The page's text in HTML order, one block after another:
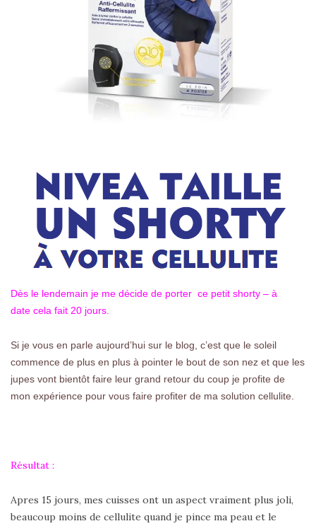
Dès le lendemain je me décide de porter ce petit shorty – à
date cela fait 20 jours.
Si je vous en parle aujourd’hui sur le blog, c’est que le soleil
commence de plus en plus à pointer le bout de son nez et que les
jupes vont bientôt faire leur grand retour du coup je profite de
mon expérience pour vous faire profiter de ma solution cellulite.
Résultat :
Apres 15 jours, mes cuisses ont un aspect vraiment plus joli,
beaucoup moins de cellulite quand je pince ma peau et le